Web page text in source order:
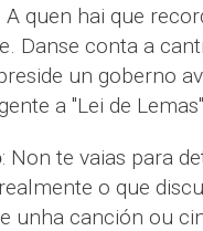
A quen hai que
Danse conta a
un goberno
a "Lei de
: Non te vaias para
o que
unha canción ou